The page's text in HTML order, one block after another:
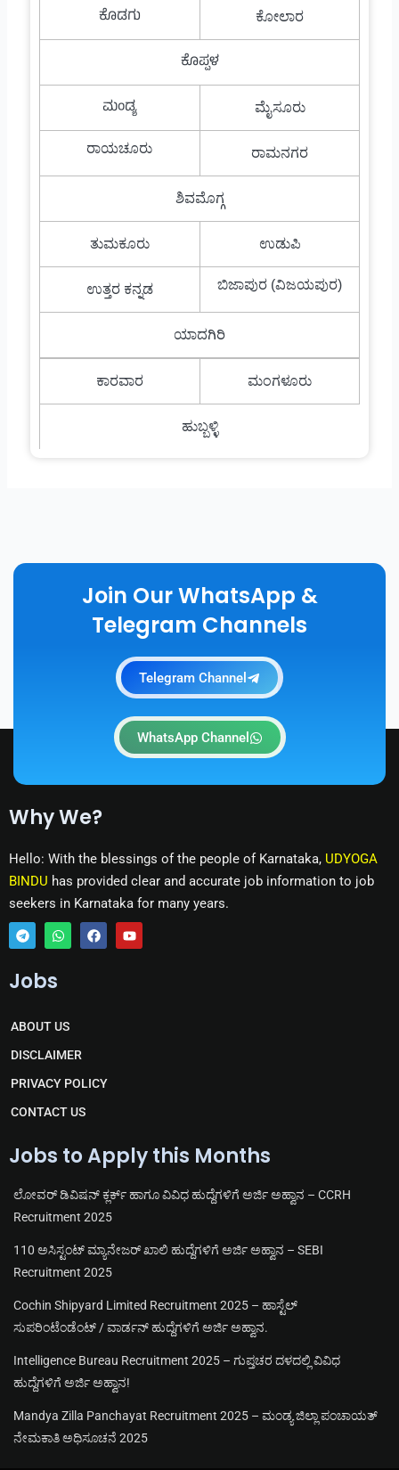
ಕೊಡಗು ಕೋಲಾರ
ಕೊಪ್ಪಳ
ಮಂಡ್ಯ
ಮೈಸೂರು
ರಾಯಚೂರು ರಾಮನಗರ
ಶಿವಮೊಗ್ಗ
ತುಮಕೂರು ಉಡುಪಿ
ಉತ್ತರ ಕನ್ನಡ ಬಿಜಾಪುರ (ವಿಜಯಪುರ)
ಯಾದಗಿರಿ
ಕಾರವಾರ ಮಂಗಳೂರು
ಹುಬ್ಬಳ್ಳಿ
Join Our WhatsApp &
Telegram Channels
Telegram Channel
WhatsApp Channel
Why We?
Hello: With the blessings of the people of Karnataka, UDYOGA
BINDU has provided clear and accurate job information to job
seekers in Karnataka for many years.
T
l
r
a
m
W
a
a
p
p
F Y
Jobs
ABOUT US
DISCLAIMER
PRIVACY POLICY
CONTACT US
Jobs to Apply this Months
ಲೋವರ್ ಡಿವಿಷನ್ ಕ್ಲರ್ಕ್ ಹಾಗೂ ವಿವಿಧ ಹುದ್ದೆಗಳಿಗೆ ಅರ್ಜಿ ಅಹ್ವಾನ – CCRH
Recruitment 2025
110 ಅಸಿಸ್ಟಂಟ್ ಮ್ಯಾನೇಜರ್ ಖಾಲಿ ಹುದ್ದೆಗಳಿಗೆ ಅರ್ಜಿ ಅಹ್ವಾನ – SEBI
Recruitment 2025
Cochin Shipyard Limited Recruitment 2025 – ಹಾಸ್ಟೆಲ್
ಸುಪರಿಂಟೆಂಡೆಂಟ್ / ವಾರ್ಡನ್ ಹುದ್ದೆಗಳಿಗೆ ಅರ್ಜಿ ಅಹ್ವಾನ.
Intelligence Bureau Recruitment 2025 – ಗುಪ್ತಚರ ದಳದಲ್ಲಿ ವಿವಿಧ
ಹುದ್ದೆಗಳಿಗೆ ಅರ್ಜಿ ಅಹ್ವಾನ!
Mandya Zilla Panchayat Recruitment 2025 – ಮಂಡ್ಯ ಜಿಲ್ಲಾ ಪಂಚಾಯತ್
ನೇಮಕಾತಿ ಅಧಿಸೂಚನೆ 2025